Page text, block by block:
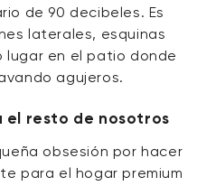
de 90 decibeles. Es
laterales, esquinas
lugar en el patio donde
agujeros.
el resto de nosotros
obsesión por hacer
para el hogar premium